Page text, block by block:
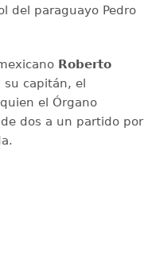
del paraguayo Pedro
Roberto
capitán, el
el Órgano
dos a un partido por